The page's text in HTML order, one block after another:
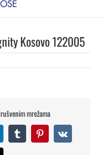
Kosovo 122005
mrežama
TumblrPinterest
Vk